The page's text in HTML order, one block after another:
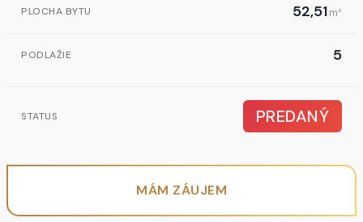
PLOCHA BYTU 52,51m²
PODLAŽIE 5
STATUS PREDANÝ
MÁM ZÁUJEM